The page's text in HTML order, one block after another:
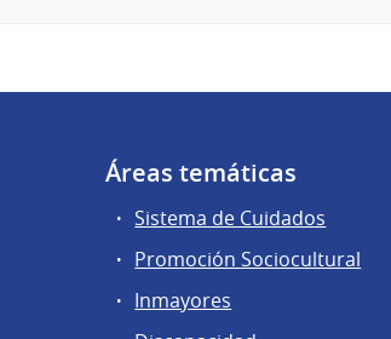
Áreas temáticas
Sistema de Cuidados
Promoción Sociocultural
Inmayores